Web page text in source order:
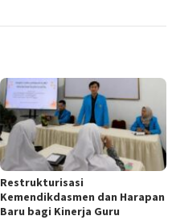
Restrukturisasi
Kemendikdasmen dan Harapan
Baru bagi Kinerja Guru